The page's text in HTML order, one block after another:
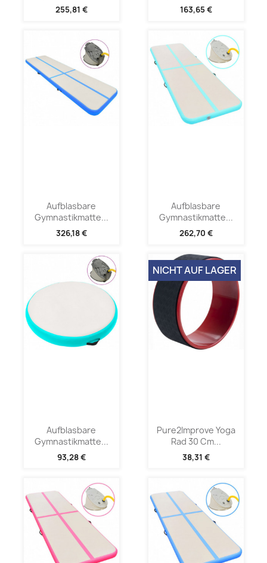
255,81 € 163,65 €
Aufblasbare
Gymnastikmatte...
326,18 €
Aufblasbare
Gymnastikmatte...
262,70 €
Aufblasbare
Gymnastikmatte...
93,28 €
Pure2Improve Yoga
Rad 30 Cm...
38,31 €
NICHT AUF LAGER